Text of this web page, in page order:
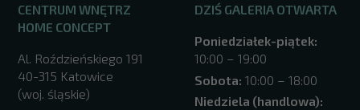
CENTRUM WNĘTRZ
HOME CONCEPT
Al. Roździeńskiego 191
40-315 Katowice
(woj. śląskie)
DZIŚ GALERIA OTWARTA
Poniedziałek-piątek:
10:00 – 19:00
Sobota: 10:00 – 18:00
Niedziela (handlowa):